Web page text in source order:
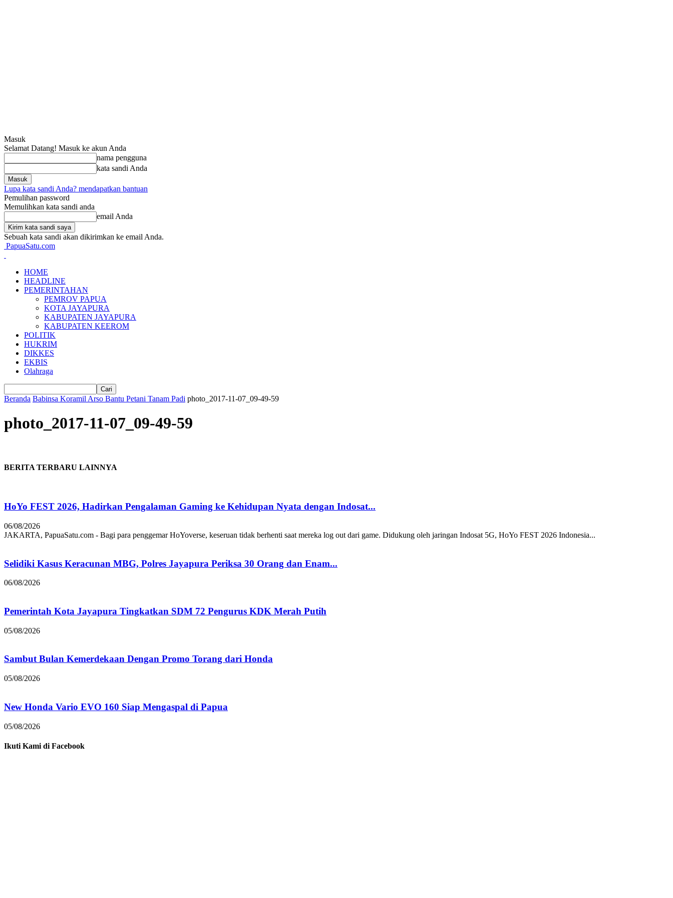
Masuk
Selamat Datang! Masuk ke akun Anda
nama pengguna
kata sandi Anda
Lupa kata sandi Anda? mendapatkan bantuan
Pemulihan password
Memulihkan kata sandi anda
email Anda
Sebuah kata sandi akan dikirimkan ke email Anda.
PapuaSatu.com
HOME
HEADLINE
PEMERINTAHAN
PEMROV PAPUA
KOTA JAYAPURA
KABUPATEN JAYAPURA
KABUPATEN KEEROM
POLITIK
HUKRIM
DIKKES
EKBIS
Olahraga
Beranda Babinsa Koramil Arso Bantu Petani Tanam Padi photo_2017-11-07_09-49-59
photo_2017-11-07_09-49-59
BERITA TERBARU LAINNYA
HoYo FEST 2026, Hadirkan Pengalaman Gaming ke Kehidupan Nyata dengan Indosat...
06/08/2026
JAKARTA, PapuaSatu.com - Bagi para penggemar HoYoverse, keseruan tidak berhenti saat mereka log out dari game. Didukung oleh jaringan Indosat 5G, HoYo FEST 2026 Indonesia...
Selidiki Kasus Keracunan MBG, Polres Jayapura Periksa 30 Orang dan Enam...
06/08/2026
Pemerintah Kota Jayapura Tingkatkan SDM 72 Pengurus KDK Merah Putih
05/08/2026
Sambut Bulan Kemerdekaan Dengan Promo Torang dari Honda
05/08/2026
New Honda Vario EVO 160 Siap Mengaspal di Papua
05/08/2026
Ikuti Kami di Facebook